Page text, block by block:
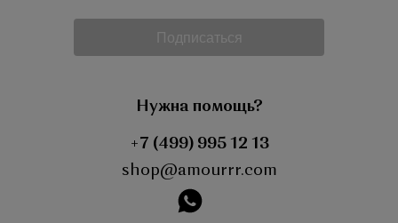
Подписаться
Нужна помощь?
+7 (499) 995 12 13
shop@amourrr.com
instagram